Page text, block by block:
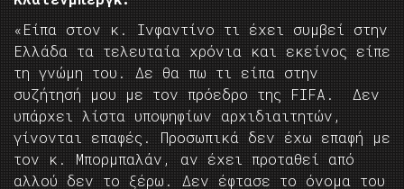
«Είπα στον κ. Ινφαντίνο τι έχει συμβεί στην
Ελλάδα τα τελευταία χρόνια και εκείνος είπε
τη γνώμη του. Δε θα πω τι είπα στην
συζήτησή μου με τον πρόεδρο της FIFA. Δεν
υπάρχει λίστα υποψηφίων αρχιδιαιτητών,
γίνονται επαφές. Προσωπικά δεν έχω επαφή με
τον κ. Μπορμπαλάν, αν έχει προταθεί από
αλλού δεν το ξέρω. Δεν έφτασε το όνομα του